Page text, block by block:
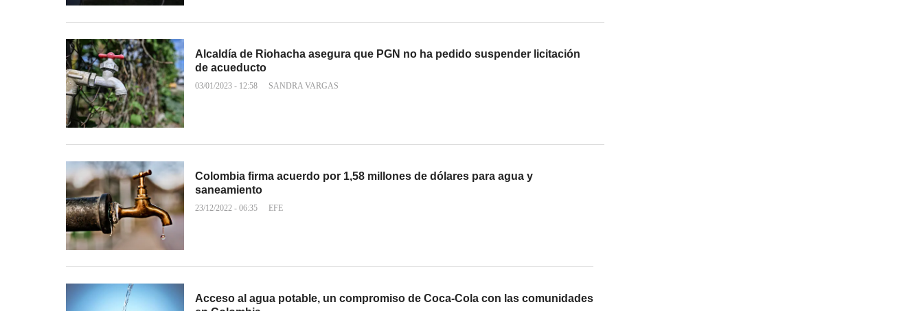
Alcaldía de Riohacha asegura que PGN no ha pedido suspender licitación
de acueducto
03/01/2023 - 12:58 SANDRA VARGAS
Colombia firma acuerdo por 1,58 millones de dólares para agua y
saneamiento
23/12/2022 - 06:35 EFE
Acceso al agua potable, un compromiso de Coca-Cola con las comunidades